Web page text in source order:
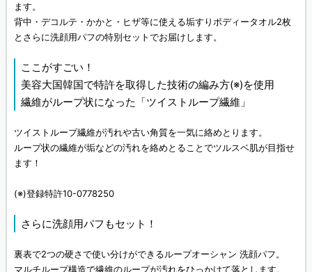
ます。
背中・デコルテ・かかと・ヒザ等に使える垢すりボディータオル2枚
とさらに洗顔用パフの特別セットでお届けします。
ここがすごい！
美容大国韓国で特許を取得した技術の編み方(※)を使用
繊維がループ状になった「ツイストループ繊維」
ツイストループ繊維が汚れや古い角質を一気に絡めとります。
ループ状の繊維が垢などの汚れを絡めとることでツルスベ肌が目指せ
ます！
(※)登録特許10-0778250
さらに洗顔用パフもセット！
裏表で2つの硬さで使い分けができるループオーシャン 洗顔パフ。
マルチループ構造で繊維のループが汚れをひっかけて落とします。